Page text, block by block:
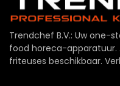
Trendchef B.V.: Uw one-
food horeca-
friteuses beschikbaar.